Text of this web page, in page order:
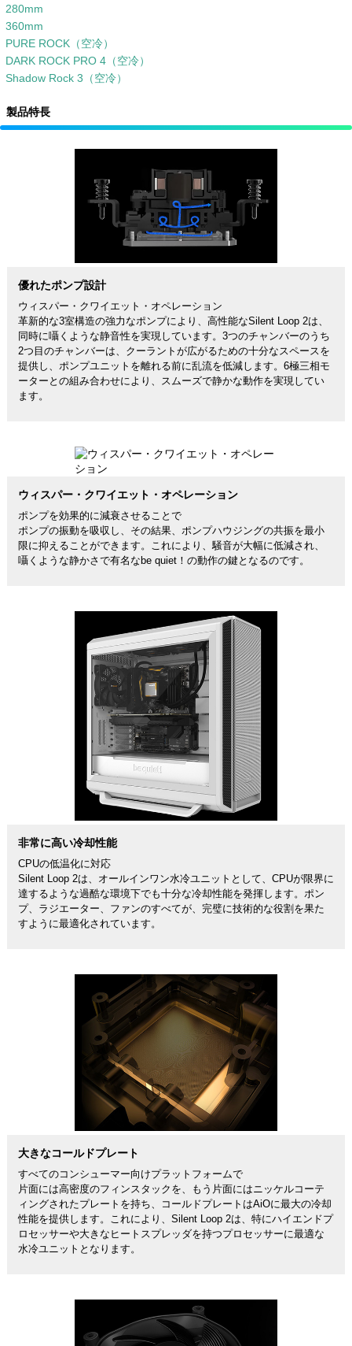
280mm
360mm
PURE ROCK（空冷）
DARK ROCK PRO 4（空冷）
Shadow Rock 3（空冷）
製品特長
優れたポンプ設計
ウィスパー・クワイエット・オペレーション
革新的な3室構造の強力なポンプにより、高性能なSilent Loop 2は、
同時に囁くような静音性を実現しています。3つのチャンバーのうち
2つ目のチャンバーは、クーラントが広がるための十分なスペースを
提供し、ポンプユニットを離れる前に乱流を低減します。6極三相モ
ーターとの組み合わせにより、スムーズで静かな動作を実現してい
ます。
ウィスパー・クワイエット・オペレーション
ポンプを効果的に減衰させることで
ポンプの振動を吸収し、その結果、ポンプハウジングの共振を最小
限に抑えることができます。これにより、騒音が大幅に低減され、
囁くような静かさで有名なbe quiet！の動作の鍵となるのです。
非常に高い冷却性能
CPUの低温化に対応
Silent Loop 2は、オールインワン水冷ユニットとして、CPUが限界に
達するような過酷な環境下でも十分な冷却性能を発揮します。ポン
プ、ラジエーター、ファンのすべてが、完璧に技術的な役割を果た
すように最適化されています。
大きなコールドプレート
すべてのコンシューマー向けプラットフォームで
片面には高密度のフィンスタックを、もう片面にはニッケルコーテ
ィングされたプレートを持ち、コールドプレートはAiOに最大の冷却
性能を提供します。これにより、Silent Loop 2は、特にハイエンドプ
ロセッサーや大きなヒートスプレッダを持つプロセッサーに最適な
水冷ユニットとなります。